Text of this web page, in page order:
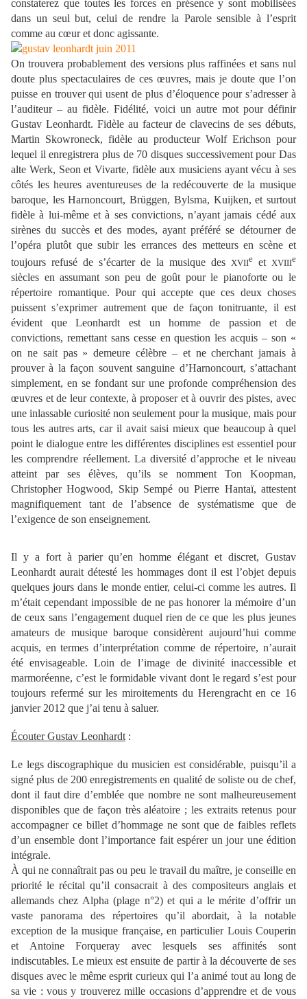
constaterez que toutes les forces en présence y sont mobilisées
dans un seul but, celui de rendre la Parole sensible à l’esprit
comme au cœur et donc agissante.
On trouvera probablement des versions plus raffinées et sans nul
doute plus spectaculaires de ces œuvres, mais je doute que l’on
puisse en trouver qui usent de plus d’éloquence pour s’adresser à
l’auditeur – au fidèle. Fidélité, voici un autre mot pour définir
Gustav Leonhardt. Fidèle au facteur de clavecins de ses débuts,
Martin Skowroneck, fidèle au producteur Wolf Erichson pour
lequel il enregistrera plus de 70 disques successivement pour Das
alte Werk, Seon et Vivarte, fidèle aux musiciens ayant vécu à ses
côtés les heures aventureuses de la redécouverte de la musique
baroque, les Harnoncourt, Brüggen, Bylsma, Kuijken, et surtout
fidèle à lui-même et à ses convictions, n’ayant jamais cédé aux
sirènes du succès et des modes, ayant préféré se détourner de
l’opéra plutôt que subir les errances des metteurs en scène et
toujours refusé de s’écarter de la musique des XVIIe et XVIIIe
siècles en assumant son peu de goût pour le pianoforte ou le
répertoire romantique. Pour qui accepte que ces deux choses
puissent s’exprimer autrement que de façon tonitruante, il est
évident que Leonhardt est un homme de passion et de
convictions, remettant sans cesse en question les acquis – son «
on ne sait pas » demeure célèbre – et ne cherchant jamais à
prouver à la façon souvent sanguine d’Harnoncourt, s’attachant
simplement, en se fondant sur une profonde compréhension des
œuvres et de leur contexte, à proposer et à ouvrir des pistes, avec
une inlassable curiosité non seulement pour la musique, mais pour
tous les autres arts, car il avait saisi mieux que beaucoup à quel
point le dialogue entre les différentes disciplines est essentiel pour
les comprendre réellement. La diversité d’approche et le niveau
atteint par ses élèves, qu’ils se nomment Ton Koopman,
Christopher Hogwood, Skip Sempé ou Pierre Hantaï, attestent
magnifiquement tant de l’absence de systématisme que de
l’exigence de son enseignement.
Il y a fort à parier qu’en homme élégant et discret, Gustav
Leonhardt aurait détesté les hommages dont il est l’objet depuis
quelques jours dans le monde entier, celui-ci comme les autres. Il
m’était cependant impossible de ne pas honorer la mémoire d’un
de ceux sans l’engagement duquel rien de ce que les plus jeunes
amateurs de musique baroque considèrent aujourd’hui comme
acquis, en termes d’interprétation comme de répertoire, n’aurait
été envisageable. Loin de l’image de divinité inaccessible et
marmoréenne, c’est le formidable vivant dont le regard s’est pour
toujours refermé sur les miroitements du Herengracht en ce 16
janvier 2012 que j’ai tenu à saluer.
Écouter Gustav Leonhardt :
Le legs discographique du musicien est considérable, puisqu’il a
signé plus de 200 enregistrements en qualité de soliste ou de chef,
dont il faut dire d’emblée que nombre ne sont malheureusement
disponibles que de façon très aléatoire ; les extraits retenus pour
accompagner ce billet d’hommage ne sont que de faibles reflets
d’un ensemble dont l’importance fait espérer un jour une édition
intégrale.
À qui ne connaîtrait pas ou peu le travail du maître, je conseille en
priorité le récital qu’il consacrait à des compositeurs anglais et
allemands chez Alpha (plage n°2) et qui a le mérite d’offrir un
vaste panorama des répertoires qu’il abordait, à la notable
exception de la musique française, en particulier Louis Couperin
et Antoine Forqueray avec lesquels ses affinités sont
indiscutables. Le mieux est ensuite de partir à la découverte de ses
disques avec le même esprit curieux qui l’a animé tout au long de
sa vie : vous y trouverez mille occasions d’apprendre et de vous